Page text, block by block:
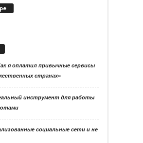
я оплатил привычные сервисы
странах»
инструмент для работы
социальные сети и не